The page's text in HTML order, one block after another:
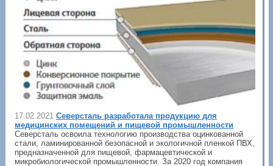
17.02.2021 Северсталь разработала продукцию для
медицинских помещений и пищевой промышленности
Северсталь освоила технологию производства оцинкованной
стали, ламинированной безопасной и экологичной пленкой ПВХ,
предназначенной для пищевой, фармацевтической и
микробиологической промышленности. За 2020 год компания